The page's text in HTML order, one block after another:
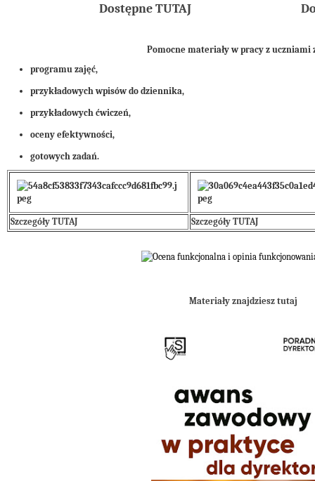
Dostępne TUTAJ
Pomocne materiały w pracy z uczniami
programu zajęć,
przykładowych wpisów do dziennika,
przykładowych ćwiczeń,
oceny efektywności,
gotowych zadań.
Szczegóły TUTAJ Szczegóły TUTAJ
Materiały znajdziesz tutaj